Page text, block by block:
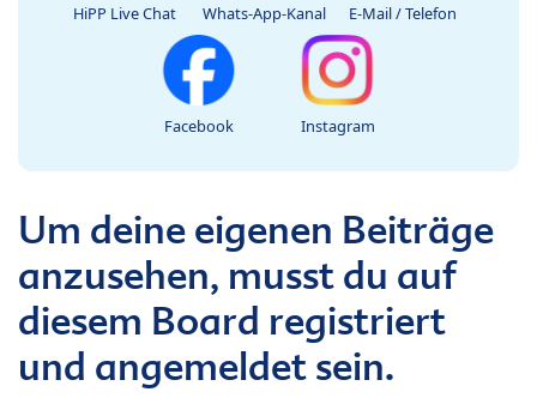
HiPP Live Chat Whats-App-Kanal E-Mail / Telefon
Facebook Instagram
Um deine eigenen Beiträge
anzusehen, musst du auf
diesem Board registriert
und angemeldet sein.